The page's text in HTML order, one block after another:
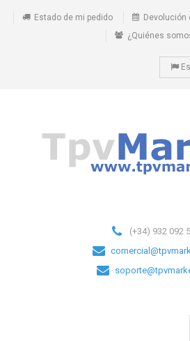
Estado de mi pedido Devolución
¿Quiénes
(+34) 932 092